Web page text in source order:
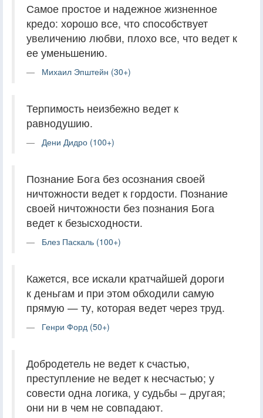
Самое простое и надежное жизненное
кредо: хорошо все, что способствует
увеличению любви, плохо все, что ведет к
ее уменьшению.
Михаил Эпштейн (30+)
Терпимость неизбежно ведет к
равнодушию.
Дени Дидро (100+)
Познание Бога без осознания своей
ничтожности ведет к гордости. Познание
своей ничтожности без познания Бога
ведет к безысходности.
Блез Паскаль (100+)
Кажется, все искали кратчайшей дороги
к деньгам и при этом обходили самую
прямую — ту, которая ведет через труд.
Генри Форд (50+)
Добродетель не ведет к счастью,
преступление не ведет к несчастью; у
совести одна логика, у судьбы – другая;
они ни в чем не совпадают.